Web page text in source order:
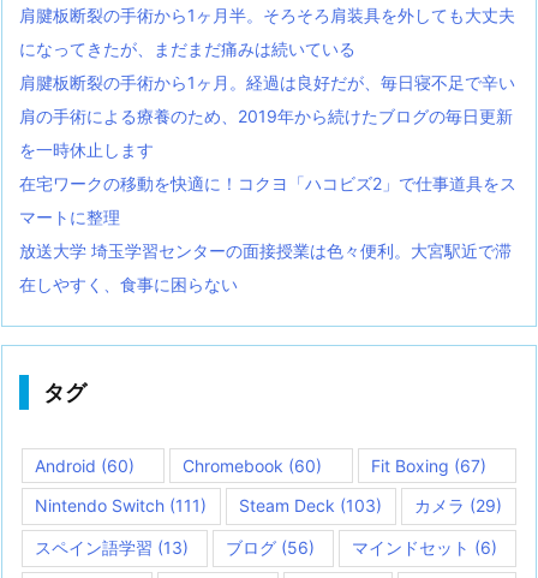
肩腱板断裂の手術から1ヶ月半。そろそろ肩装具を外しても大丈夫
になってきたが、まだまだ痛みは続いている
肩腱板断裂の手術から1ヶ月。経過は良好だが、毎日寝不足で辛い
肩の手術による療養のため、2019年から続けたブログの毎日更新
を一時休止します
在宅ワークの移動を快適に！コクヨ「ハコビズ2」で仕事道具をス
マートに整理
放送大学 埼玉学習センターの面接授業は色々便利。大宮駅近で滞
在しやすく、食事に困らない
タグ
Android (60) Chromebook (60) Fit Boxing (67)
Nintendo Switch (111) Steam Deck (103) カメラ (29)
スペイン語学習 (13) ブログ (56) マインドセット (6)